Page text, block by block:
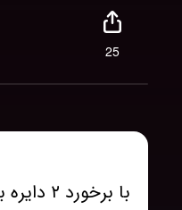
25
با